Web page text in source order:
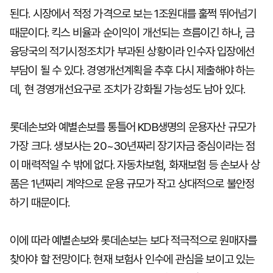
된다. 시장에서 적정 가격으로 보는 1조원대를 훌쩍 뛰어넘기
때문이다. 킥스 비율과 순이익이 개선되는 흐름이긴 하나, 금
융당국의 적기시정조치가 부과된 상황이라 인수자 입장에선
부담이 될 수 있다. 경영개선계획을 추후 다시 제출해야 하는
데, 현 경영개선요구로 조치가 강화될 가능성도 남아 있다.
롯데손보와 예별손보를 통틀어 KDB생명의 운용자산 규모가
가장 크다. 생보사는 20~30년짜리 장기자금 중심이라는 점
이 매력적일 수 밖에 없다. 자동차보험, 화재보험 등 손보사 상
품은 1년짜리 계약으로 운용 규모가 작고 상대적으로 불안정
하기 때문이다.
이에 따라 예별손보와 롯데손보는 보다 적극적으로 원매자를
찾아야 할 전망이다. 현재 보험사 인수에 관심을 보이고 있는